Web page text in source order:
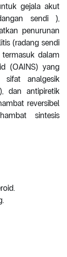
gejala akut
sendi ),
penurunan
(radang sendi
dalam
(OAINS) yang
sifat analgesik
dan antipiretik
reversibel
sintesis